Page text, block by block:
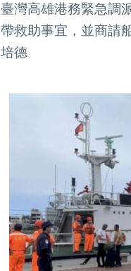
臺灣高雄港務緊急調
帶救助事宜，並商請
培德